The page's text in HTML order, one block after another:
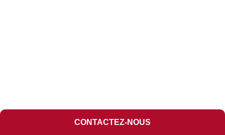
CONTACTEZ-NOUS